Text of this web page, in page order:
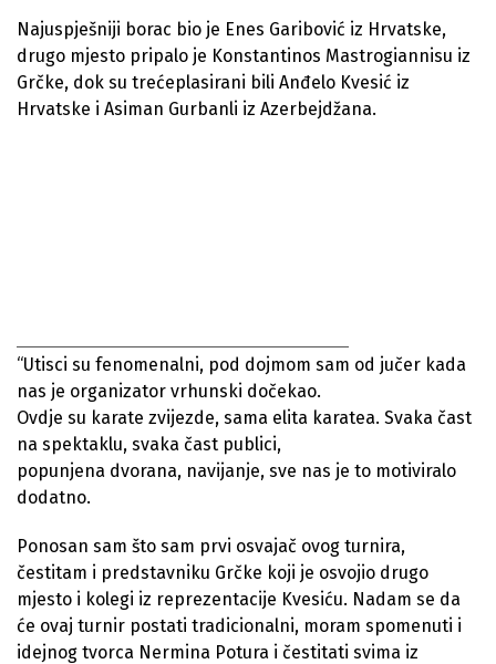
Najuspješniji borac bio je Enes Garibović iz Hrvatske,
drugo mjesto pripalo je Konstantinos Mastrogiannisu iz
Grčke, dok su trećeplasirani bili Anđelo Kvesić iz
Hrvatske i Asiman Gurbanli iz Azerbejdžana.
“Utisci su fenomenalni, pod dojmom sam od jučer kada
nas je organizator vrhunski dočekao.
Ovdje su karate zvijezde, sama elita karatea. Svaka čast
na spektaklu, svaka čast publici,
popunjena dvorana, navijanje, sve nas je to motiviralo
dodatno.
Ponosan sam što sam prvi osvajač ovog turnira,
čestitam i predstavniku Grčke koji je osvojio drugo
mjesto i kolegi iz reprezentacije Kvesiću. Nadam se da
će ovaj turnir postati tradicionalni, moram spomenuti i
idejnog tvorca Nermina Potura i čestitati svima iz